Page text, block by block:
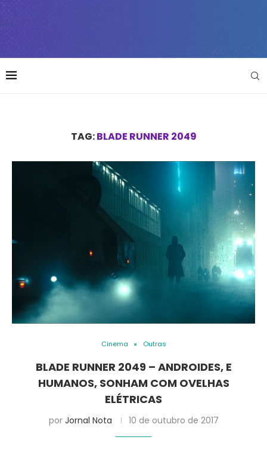
TAG:BLADE RUNNER 2049
Cinema Outras
BLADE RUNNER 2049 – ANDROIDES, E
HUMANOS, SONHAM COM OVELHAS
ELÉTRICAS
por Jornal Nota 10 de outubro de 2017